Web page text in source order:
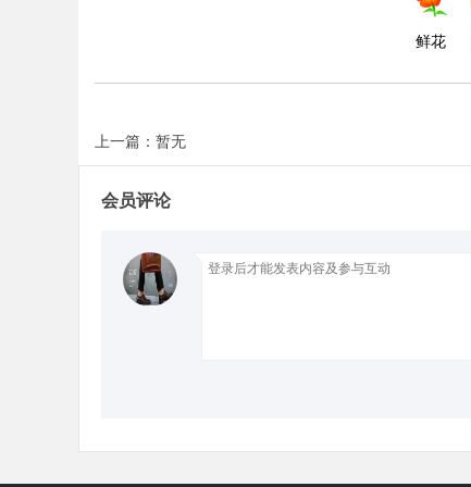
鲜花
上一篇：暂无
会员评论